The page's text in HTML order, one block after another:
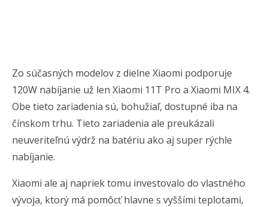
Zo súčasných modelov z dielne Xiaomi podporuje
120W nabíjanie už len Xiaomi 11T Pro a Xiaomi MIX 4.
Obe tieto zariadenia sú, bohužiaľ, dostupné iba na
čínskom trhu. Tieto zariadenia ale preukázali
neuveriteľnú výdrž na batériu ako aj super rýchle
nabíjanie.
Xiaomi ale aj napriek tomu investovalo do vlastného
vývoja, ktorý má pomôcť hlavne s vyššími teplotami,